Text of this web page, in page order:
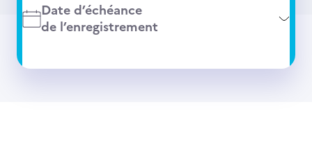
Date d’échéance
de l’enregistrement